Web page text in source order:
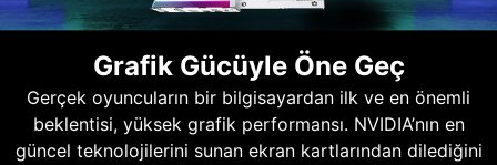
Grafik Gücüyle Öne Geç
Gerçek oyuncuların bir bilgisayardan ilk ve en önemli
beklentisi, yüksek grafik performansı. NVIDIA’nın en
güncel teknolojilerini sunan ekran kartlarından dilediğini